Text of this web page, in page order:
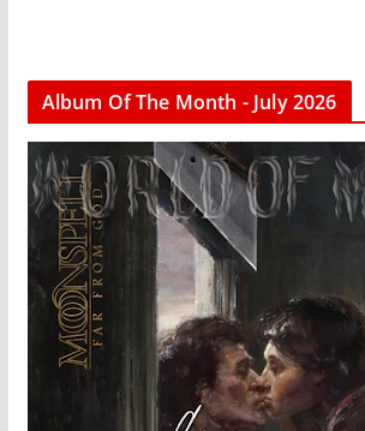
Album Of The Month - July 2026